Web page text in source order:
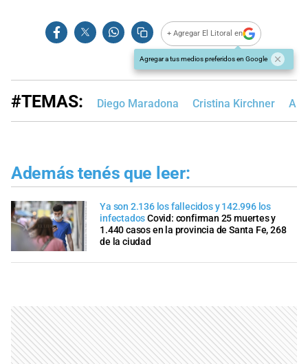
+ Agregar El Litoral en
Agregar a tus medios preferidos en Google
#TEMAS: Diego Maradona Cristina Kirchner
Además tenés que leer:
Ya son 2.136 los fallecidos y 142.996 los
infectadosCovid: confirman 25 muertes y
1.440 casos en la provincia de Santa Fe, 268
de la ciudad